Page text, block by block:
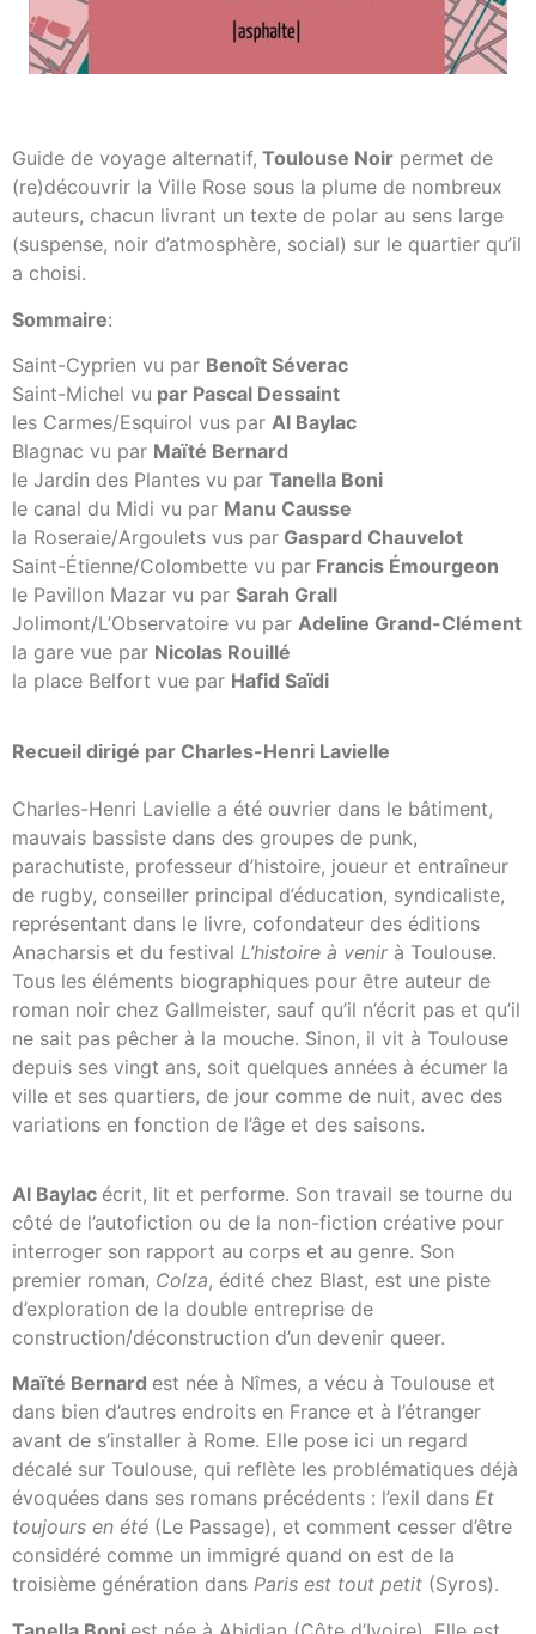
Guide de voyage alternatif, Toulouse Noir permet de
(re)découvrir la Ville Rose sous la plume de nombreux
auteurs, chacun livrant un texte de polar au sens large
(suspense, noir d’atmosphère, social) sur le quartier qu’il
a choisi.
Sommaire:
Saint-Cyprien vu par Benoît Séverac
Saint-Michel vu par Pascal Dessaint
les Carmes/Esquirol vus par Al Baylac
Blagnac vu par Maïté Bernard
le Jardin des Plantes vu par Tanella Boni
le canal du Midi vu par Manu Causse
la Roseraie/Argoulets vus par Gaspard Chauvelot
Saint-Étienne/Colombette vu par Francis Émourgeon
le Pavillon Mazar vu par Sarah Grall
Jolimont/L’Observatoire vu par Adeline Grand-Clément
la gare vue par Nicolas Rouillé
la place Belfort vue par Hafid Saïdi
Recueil dirigé par Charles-Henri Lavielle
Charles-Henri Lavielle a été ouvrier dans le bâtiment,
mauvais bassiste dans des groupes de punk,
parachutiste, professeur d’histoire, joueur et entraîneur
de rugby, conseiller principal d’éducation, syndicaliste,
représentant dans le livre, cofondateur des éditions
Anacharsis et du festival L’histoire à venirà Toulouse.
Tous les éléments biographiques pour être auteur de
roman noir chez Gallmeister, sauf qu’il n’écrit pas et qu’il
ne sait pas pêcher à la mouche. Sinon, il vit à Toulouse
depuis ses vingt ans, soit quelques années à écumer la
ville et ses quartiers, de jour comme de nuit, avec des
variations en fonction de l’âge et des saisons.
Al Baylac écrit, lit et performe. Son travail se tourne du
côté de l’autofiction ou de la non-fiction créative pour
interroger son rapport au corps et au genre. Son
premier roman, Colza, édité chez Blast, est une piste
d’exploration de la double entreprise de
construction/déconstruction d’un devenir queer.
Maïté Bernard est née à Nîmes, a vécu à Toulouse et
dans bien d’autres endroits en France et à l’étranger
avant de s’installer à Rome. Elle pose ici un regard
décalé sur Toulouse, qui reflète les problématiques déjà
évoquées dans ses romans précédents : l’exil dans Et
toujours en été (Le Passage), et comment cesser d’être
considéré comme un immigré quand on est de la
troisième génération dans Paris est tout petit (Syros).